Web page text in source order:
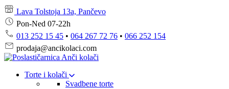
Lava Tolstoja 13a, Pančevo
Pon-Ned 07-22h
013 252 15 45 • 064 267 72 76 • 066 252 154
prodaja@ancikolaci.com
Torte i kolači
Svadbene torte